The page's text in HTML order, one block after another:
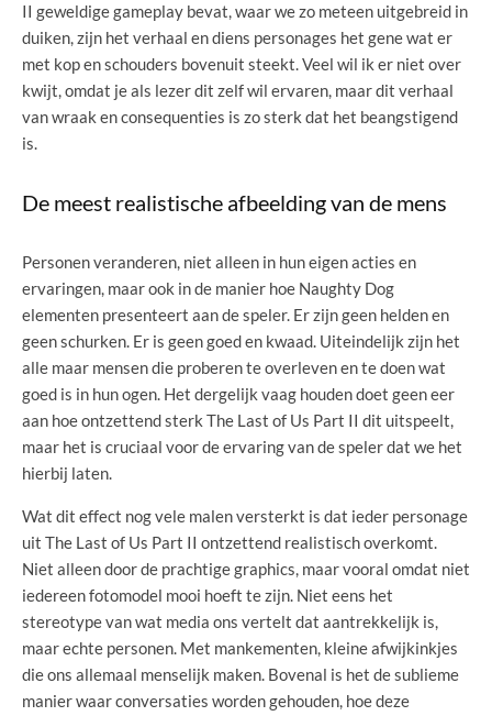
II geweldige gameplay bevat, waar we zo meteen uitgebreid in
duiken, zijn het verhaal en diens personages het gene wat er
met kop en schouders bovenuit steekt. Veel wil ik er niet over
kwijt, omdat je als lezer dit zelf wil ervaren, maar dit verhaal
van wraak en consequenties is zo sterk dat het beangstigend
is.
De meest realistische afbeelding van de mens
Personen veranderen, niet alleen in hun eigen acties en
ervaringen, maar ook in de manier hoe Naughty Dog
elementen presenteert aan de speler. Er zijn geen helden en
geen schurken. Er is geen goed en kwaad. Uiteindelijk zijn het
alle maar mensen die proberen te overleven en te doen wat
goed is in hun ogen. Het dergelijk vaag houden doet geen eer
aan hoe ontzettend sterk The Last of Us Part II dit uitspeelt,
maar het is cruciaal voor de ervaring van de speler dat we het
hierbij laten.
Wat dit effect nog vele malen versterkt is dat ieder personage
uit The Last of Us Part II ontzettend realistisch overkomt.
Niet alleen door de prachtige graphics, maar vooral omdat niet
iedereen fotomodel mooi hoeft te zijn. Niet eens het
stereotype van wat media ons vertelt dat aantrekkelijk is,
maar echte personen. Met mankementen, kleine afwijkinkjes
die ons allemaal menselijk maken. Bovenal is het de sublieme
manier waar conversaties worden gehouden, hoe deze